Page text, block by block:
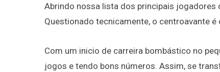
Abrindo nossa lista dos principais jogadores
Questionado tecnicamente, o centroavante
Com um inicio de carreira bombástico no
jogos e tendo bons números. Assim, se